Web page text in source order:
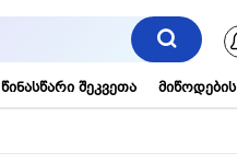
წინასწარი შეკვეთა მიწოდების